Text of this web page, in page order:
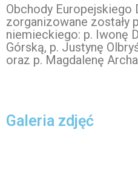
Obchody Europejskiego
zorganizowane zostały
niemieckiego: p. Iwonę
Górską, p. Justynę
oraz p. Magdalenę
Galeria zdjęć